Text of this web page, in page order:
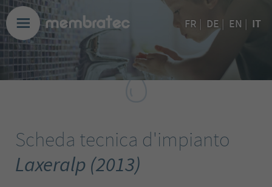
FR DE EN IT
Scheda tecnica d'impianto
Laxeralp (2013)